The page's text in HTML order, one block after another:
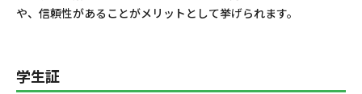
や、信頼性があることがメリットとして挙げられます。
学生証